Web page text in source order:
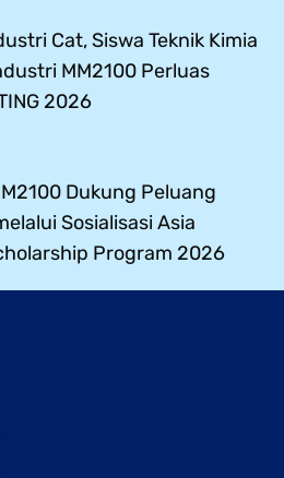
Cat, Siswa Teknik Kimia
MM2100 Perluas
2026
Dukung Peluang
Sosialisasi Asia
Program 2026